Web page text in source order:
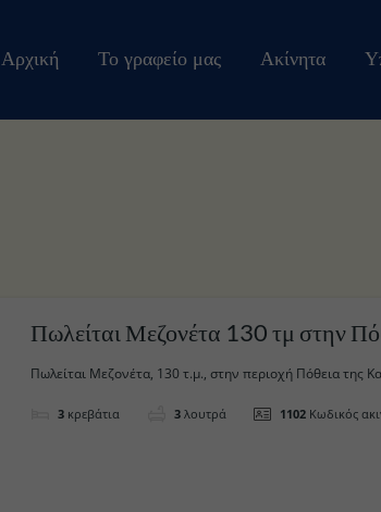
Αρχική Το γραφείο μας Ακίνητα
Πωλείται Μεζονέτα, 130 τ.μ., στην περιοχή Πόθεια της
3 κρεβάτια 3 λουτρά 1102 Κωδικός